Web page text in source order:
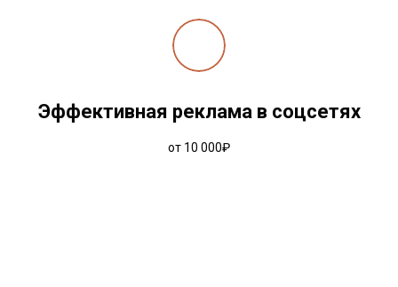
Эффективная реклама в соцсетях
от 10 000₽